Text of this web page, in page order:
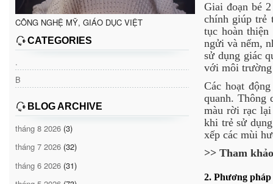
CÔNG NGHỆ MỸ, GIÁO DỤC VIỆT
CATEGORIES
.
B
BLOG ARCHIVE
tháng 8 2026 (3)
tháng 7 2026 (32)
tháng 6 2026 (31)
Giai đoạn bé
chính giúp trẻ
tục hoàn
ngửi và nếm,
sử dụng giác
với môi trường
Các hoạt
quanh. Thông
màu rời rạc
khi trẻ sử
xếp các mùi
>> Tham
2. Phương